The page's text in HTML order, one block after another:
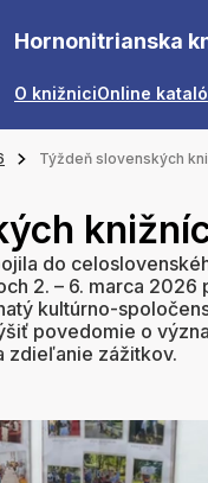
Hornonitrianska
O knižniciOnline
Týždeň slovenských
do
2. – 6. marca 2026
kultúrno-
povedomie o
zdieľanie zážitkov.